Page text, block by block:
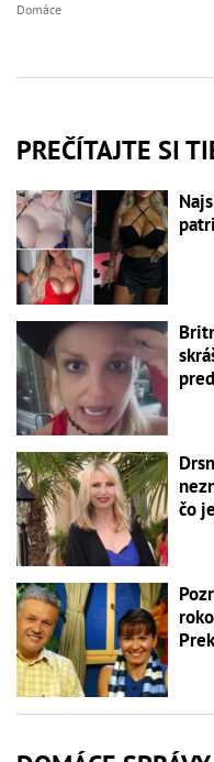
Domáce
PREČÍTAJTE SI
čo